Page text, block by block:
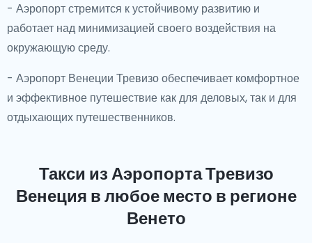
- Аэропорт стремится к устойчивому развитию и
работает над минимизацией своего воздействия на
окружающую среду.
- Аэропорт Венеции Тревизо обеспечивает комфортное
и эффективное путешествие как для деловых, так и для
отдыхающих путешественников.
Такси из Аэропорта Тревизо
Венеция в любое место в регионе
Венето